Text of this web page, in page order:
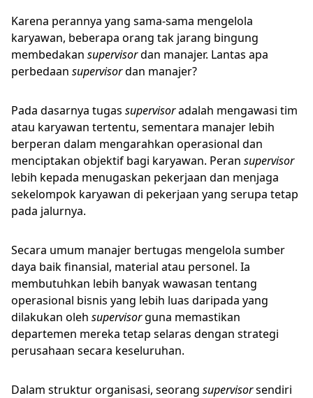
Karena perannya yang sama-sama mengelola
karyawan, beberapa orang tak jarang bingung
membedakan supervisordan manajer. Lantas apa
perbedaan supervisordan manajer?
Pada dasarnya tugas supervisoradalah mengawasi tim
atau karyawan tertentu, sementara manajer lebih
berperan dalam mengarahkan operasional dan
menciptakan objektif bagi karyawan. Peran supervisor
lebih kepada menugaskan pekerjaan dan menjaga
sekelompok karyawan di pekerjaan yang serupa tetap
pada jalurnya.
Secara umum manajer bertugas mengelola sumber
daya baik finansial, material atau personel. Ia
membutuhkan lebih banyak wawasan tentang
operasional bisnis yang lebih luas daripada yang
dilakukan oleh supervisorguna memastikan
departemen mereka tetap selaras dengan strategi
perusahaan secara keseluruhan.
Dalam struktur organisasi, seorang supervisorsendiri